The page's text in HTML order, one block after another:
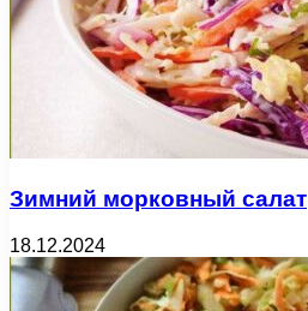
Зимний морковный салат
18.12.2024